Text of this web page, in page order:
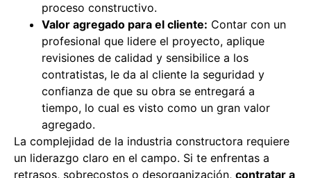
proceso constructivo.
Valor agregado para el cliente: Contar con un
profesional que lidere el proyecto, aplique
revisiones de calidad y sensibilice a los
contratistas, le da al cliente la seguridad y
confianza de que su obra se entregará a
tiempo, lo cual es visto como un gran valor
agregado.
La complejidad de la industria constructora requiere
un liderazgo claro en el campo. Si te enfrentas a
retrasos, sobrecostos o desorganización, contratar a